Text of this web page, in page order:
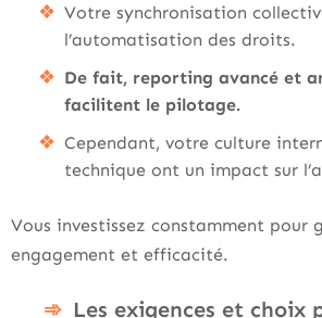
Votre synchronisation
l’automatisation des droits.
De fait, reporting avancé et
facilitent le pilotage.
Cependant, votre culture
technique ont un impact sur
Vous investissez constamment pour
engagement et efficacité.
Les exigences et choix